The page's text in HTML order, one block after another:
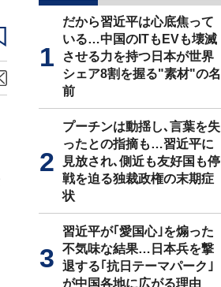
だから習近平は心底焦って
いる…中国のITもEVも壊滅
させる力を持つ日本が世界
シェア8割を握る"素材"の名
前
プーチンは動揺し､言葉を失
ったとの指摘も…習近平に
見放され､側近も友好国も停
戦を迫る独裁政権の末期症
状
習近平が｢愛国心｣を煽った
不気味な結果…日本兵を撃
退する｢抗日テーマパーク｣
が中国各地に広がる理由